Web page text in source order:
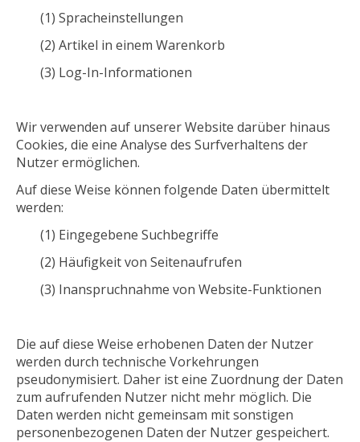
(1) Spracheinstellungen
(2) Artikel in einem Warenkorb
(3) Log-In-Informationen
Wir verwenden auf unserer Website darüber hinaus
Cookies, die eine Analyse des Surfverhaltens der
Nutzer ermöglichen.
Auf diese Weise können folgende Daten übermittelt
werden:
(1) Eingegebene Suchbegriffe
(2) Häufigkeit von Seitenaufrufen
(3) Inanspruchnahme von Website-Funktionen
Die auf diese Weise erhobenen Daten der Nutzer
werden durch technische Vorkehrungen
pseudonymisiert. Daher ist eine Zuordnung der Daten
zum aufrufenden Nutzer nicht mehr möglich. Die
Daten werden nicht gemeinsam mit sonstigen
personenbezogenen Daten der Nutzer gespeichert.